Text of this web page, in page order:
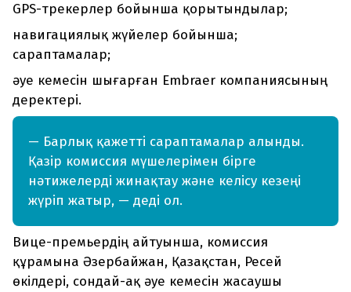
GPS-трекерлер бойынша қорытындылар;
навигациялық жүйелер бойынша;
сараптамалар;
әуе кемесін шығарған Embraer компаниясының
деректері.
— Барлық қажетті сараптамалар алынды.
Қазір комиссия мүшелерімен бірге
нәтижелерді жинақтау және келісу кезеңі
жүріп жатыр, — деді ол.
Вице-премьердің айтуынша, комиссия
құрамына Әзербайжан, Қазақстан, Ресей
өкілдері, сондай-ақ әуе кемесін жасаушы